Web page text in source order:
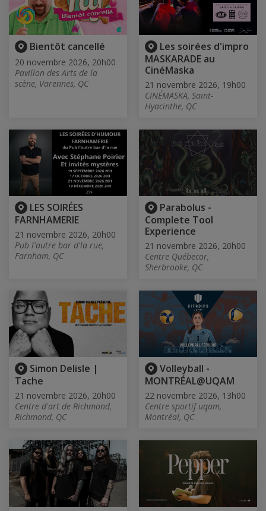
Bientôt cancellé
20 novembre 2026, 20h00
Pavillon des Arts de la
scène, Varennes, QC
Les soirées d'impro
MASKARADE au
CinéMaska
21 novembre 2026, 19h00
CINÉMASKA, Saint-
Hyacinthe, QC
LES SOIRÉES
FARNHAMERIE
21 novembre 2026, 20h00
Pub l'autre bar d'la rue,
Farnham, QC
Parabolus -
Complete Tool
Experience
21 novembre 2026, 20h00
Centre Québecor,
Sherbrooke, QC
Simon Delisle |
Tache
21 novembre 2026, 20h00
Centre d'art de Richmond,
Richmond, QC
Volleyball -
MONTRÉAL@UQAM
22 novembre 2026, 13h00
Centre sportif uqam,
Montréal, QC